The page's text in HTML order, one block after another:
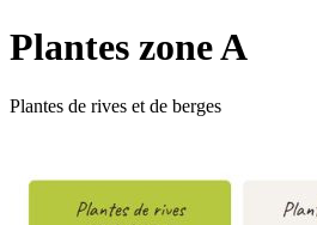
Plantes zone A
Plantes de rives et de berges